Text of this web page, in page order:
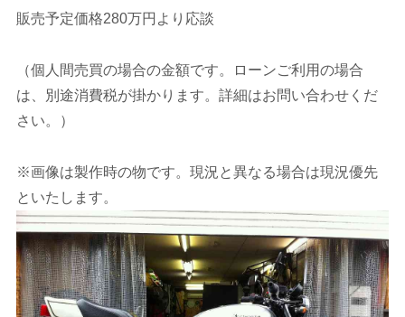
販売予定価格280万円より応談
（個人間売買の場合の金額です。ローンご利用の場合
は、別途消費税が掛かります。詳細はお問い合わせくだ
さい。）
※画像は製作時の物です。現況と異なる場合は現況優先
といたします。